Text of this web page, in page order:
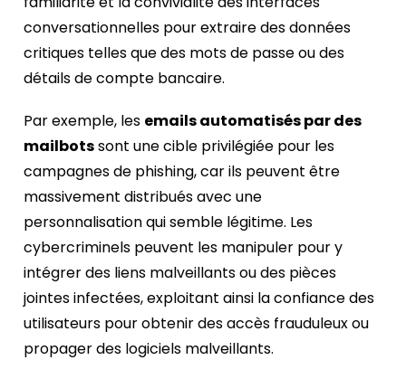
conversationnelles pour extraire des données
critiques telles que des mots de passe ou des
détails de compte bancaire.
Par exemple, les emails automatisés par des
mailbotssont une cible privilégiée pour les
campagnes de phishing, car ils peuvent être
massivement distribués avec une
personnalisation qui semble légitime. Les
cybercriminels peuvent les manipuler pour y
intégrer des liens malveillants ou des pièces
jointes infectées, exploitant ainsi la confiance des
utilisateurs pour obtenir des accès frauduleux ou
propager des logiciels malveillants.